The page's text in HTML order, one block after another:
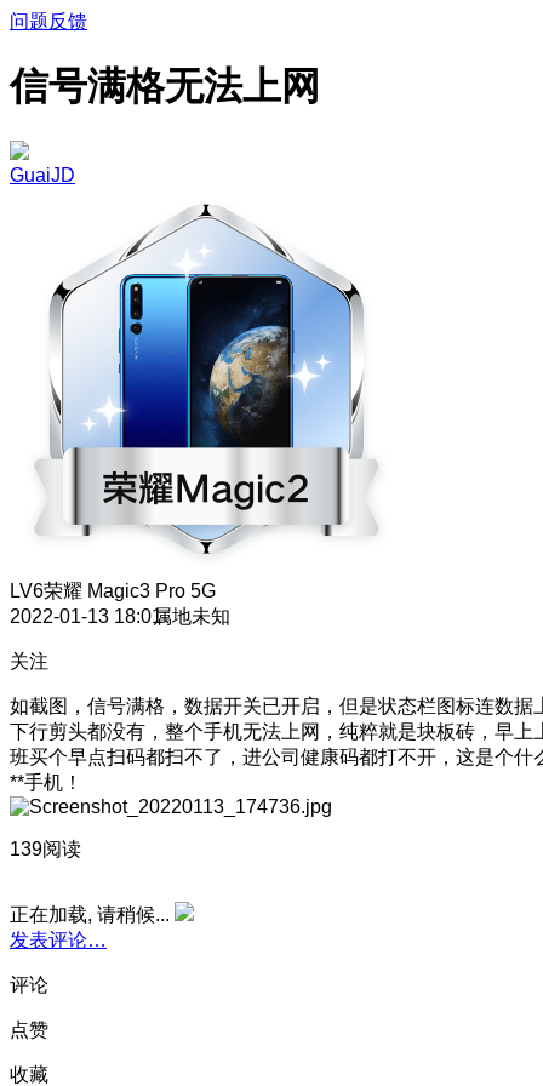
问题反馈
信号满格无法上网
GuaiJD
LV6荣耀 Magic3 Pro 5G
2022-01-13 18:01属地未知
关注
如截图，信号满格，数据开关已开启，但是状态栏图标连数据
下行剪头都没有，整个手机无法上网，纯粹就是块板砖，早上
班买个早点扫码都扫不了，进公司健康码都打不开，这是个什
**手机！
139阅读
正在加载, 请稍候...
发表评论…
评论
点赞
收藏